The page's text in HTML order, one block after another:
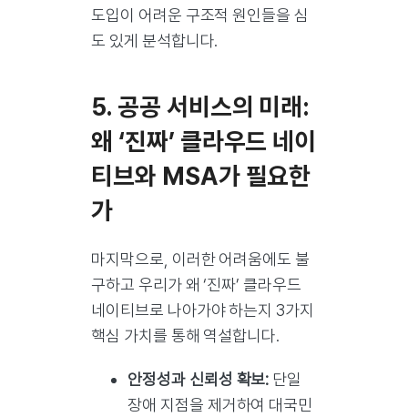
도입이 어려운 구조적 원인들을 심
도 있게 분석합니다.
5. 공공 서비스의 미래:
왜 ‘진짜’ 클라우드 네이
티브와 MSA가 필요한
가
마지막으로, 이러한 어려움에도 불
구하고 우리가 왜 ‘진짜’ 클라우드
네이티브로 나아가야 하는지 3가지
핵심 가치를 통해 역설합니다.
안정성과 신뢰성 확보: 단일
장애 지점을 제거하여 대국민